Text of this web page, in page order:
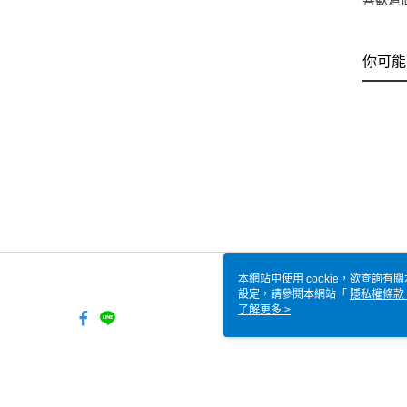
你可
本網站中使用 cookie，欲查詢有
設定，請參閱本網站「 隱私權條款
使用 cookie。
了解更多 >